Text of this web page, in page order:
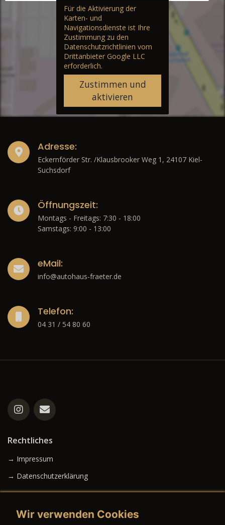
Für die Aktivierung der
Karten- und
Navigationsdienste ist Ihre
Zustimmung zu den
Datenschutzrichtlinien vom
Drittanbieter Google LLC
erforderlich.
Zustimmen und
aktivieren
Adresse:
Eckernförder Str. /Klausbrooker Weg 1, 24107 Kiel-
Suchsdorf
Öffnungszeit:
Montags - Freitags: 7:30 - 18:00
Samstags: 9:00 - 13:00
eMail:
info@autohaus-fraeter.de
Telefon:
04 31 / 54 80 60
Rechtliches
→ Impressum
→ Datenschutzerklärung
Wir verwenden Cookies